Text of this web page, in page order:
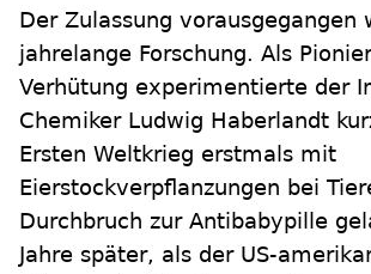
Der Zulassung vorausgegangen
jahrelange Forschung. Als
Verhütung experimentierte der
Chemiker Ludwig Haberlandt
Ersten Weltkrieg erstmals mit
Eierstockverpflanzungen bei
Durchbruch zur Antibabypille
Jahre später, als der US-